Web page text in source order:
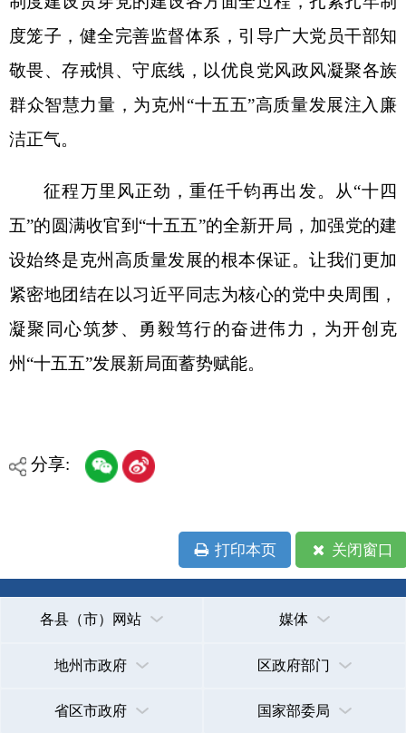
各县（市）网站 媒体
地州市政府 区政府部门
省区市政府 国家部委局
主办：克孜勒苏柯尔克孜自治州人民政府办公室
承办：克孜勒苏柯尔克孜自治州政务公开信息中心
新公网安备65300102000007号 新ICP备2022000247号